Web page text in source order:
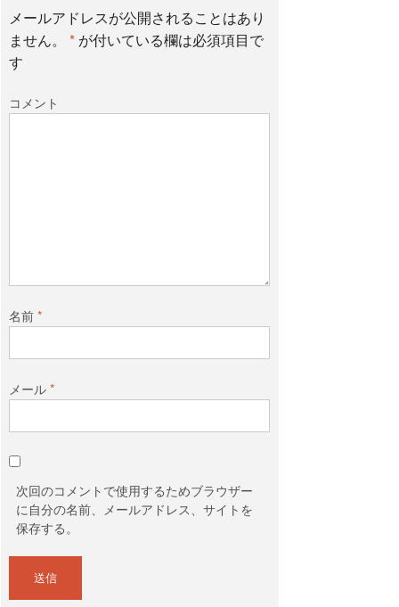
o e
メールアドレスが公開されることはあり
ません。
* が付いている欄は必須項目で
す
コメント
名前*
メール*
次回のコメントで使用するためブラウザー
に自分の名前、メールアドレス、サイトを
保存する。